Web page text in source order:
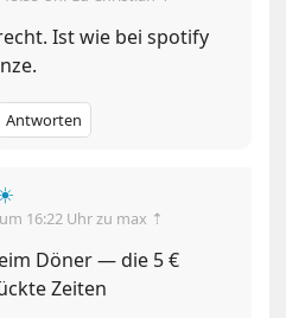
Ist wie bei spotify
Antworten
16:22 Uhrzu max ⇡
Döner — die 5 €
Zeiten